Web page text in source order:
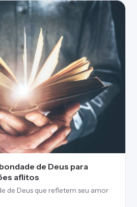
de Deus para
aflitos
de Deus que refletem seu amor